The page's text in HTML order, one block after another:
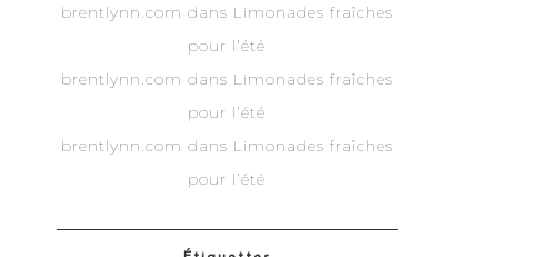
brentlynn.com dans Limonades fraîches
pour l’été
brentlynn.com dans Limonades fraîches
pour l’été
brentlynn.com dans Limonades fraîches
pour l’été